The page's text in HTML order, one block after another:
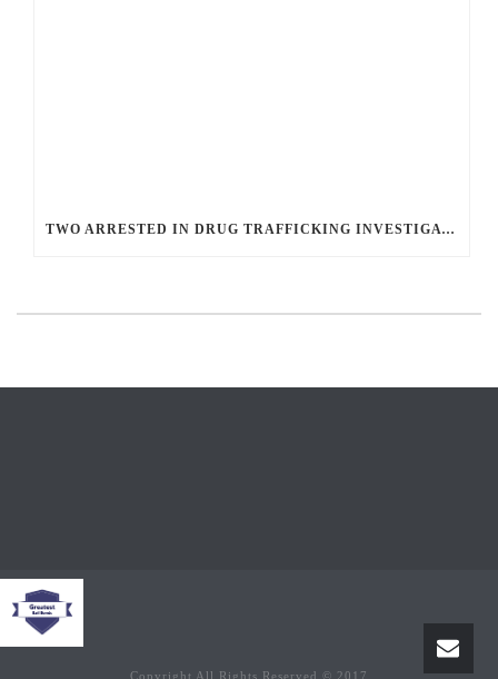
TWO ARRESTED IN DRUG TRAFFICKING INVESTIGATION
Copyright All Rights Reserved © 2017